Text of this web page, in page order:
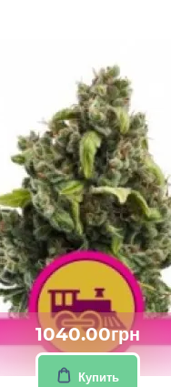
1040.00грн
Купить